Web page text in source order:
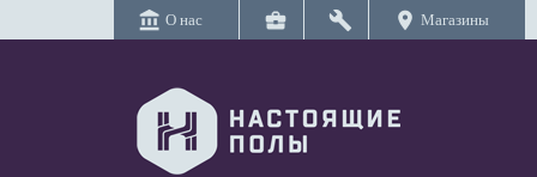
account_balance О нас business_center build location_on Магазины